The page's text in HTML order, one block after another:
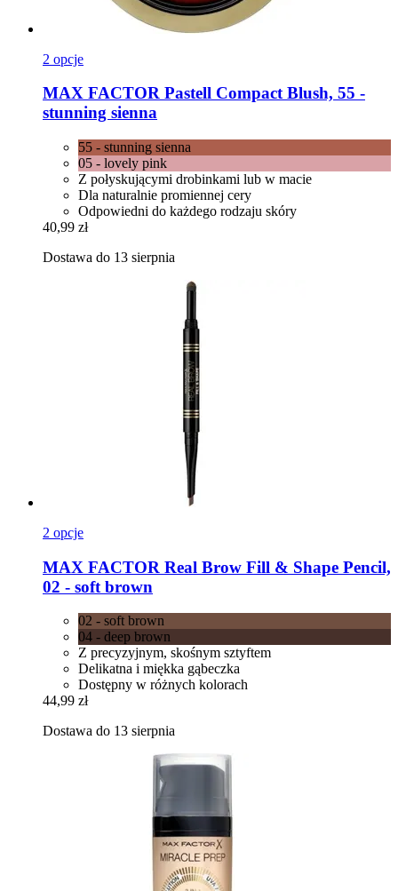
2 opcje
MAX FACTOR Pastell Compact Blush, 55 -​
stunning sienna
55 - stunning sienna
05 - lovely pink
Z połyskującymi drobinkami lub w macie
Dla naturalnie promiennej cery
Odpowiedni do każdego rodzaju skóry
40,99 zł
Dostawa do 13 sierpnia
2 opcje
MAX FACTOR Real Brow Fill & Shape Pencil,
02 -​ soft brown
02 - soft brown
04 - deep brown
Z precyzyjnym, skośnym sztyftem
Delikatna i miękka gąbeczka
Dostępny w różnych kolorach
44,99 zł
Dostawa do 13 sierpnia